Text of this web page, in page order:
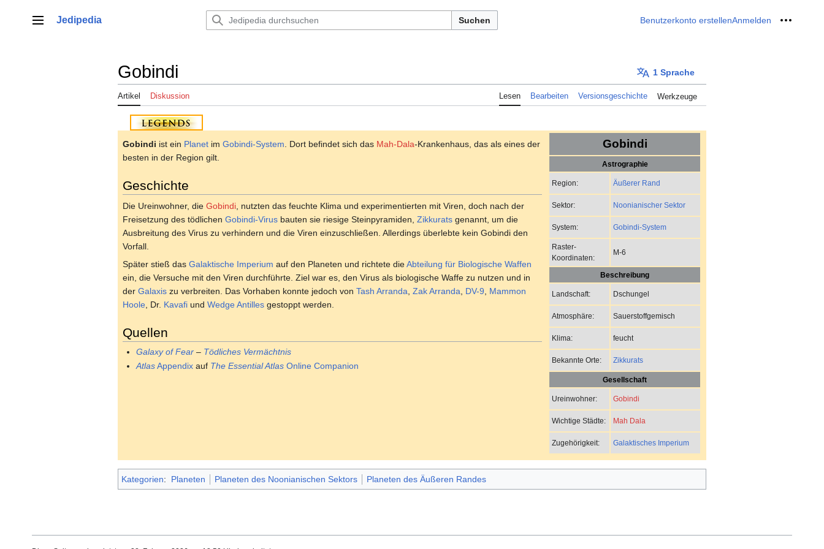
springenHauptmenü
Jedipedia Suchen Benutzerkonto erstellenAnmelden Meine
Gobindi 1 Sprache
Artikel Diskussion Lesen Bearbeiten Versionsgeschichte Werkzeuge
Gobindi
Astrographie
Region: Äußerer Rand
Sektor: Noonianischer Sektor
System: Gobindi-System
Raster-
Koordinaten:
M-6
Beschreibung
Landschaft: Dschungel
Atmosphäre: Sauerstoffgemisch
Klima: feucht
Bekannte Orte: Zikkurats
Gesellschaft
Ureinwohner: Gobindi
Wichtige Städte: Mah Dala
Zugehörigkeit: Galaktisches Imperium
Gobindi ist ein Planet im Gobindi-System . Dort befindet sich das Mah-Dala-Krankenhaus, das als eines der
besten in der Region gilt.
Geschichte
Die Ureinwohner, die Gobindi , nutzten das feuchte Klima und experimentierten mit Viren, doch nach der
Freisetzung des tödlichen Gobindi-Virus bauten sie riesige Steinpyramiden, Zikkurats genannt, um die
Ausbreitung des Virus zu verhindern und die Viren einzuschließen. Allerdings überlebte kein Gobindi den
Vorfall.
Später stieß das Galaktische Imperium auf den Planeten und richtete dieAbteilung für Biologische Waffen
ein, die Versuche mit den Viren durchführte. Ziel war es, den Virus als biologische Waffe zu nutzen und in
der Galaxis zu verbreiten. Das Vorhaben konnte jedoch von Tash Arranda Zak Arranda DV-9
Mammon
Hoole , Dr. Kavafi und Wedge Antilles gestoppt werden.
Quellen
Galaxy of Fear – Tödliches Vermächtnis
AtlasAppendix auf The Essential Atlas Online Companion
Kategorien: Planeten Planeten des Noonianischen Sektors Planeten des Äußeren Randes